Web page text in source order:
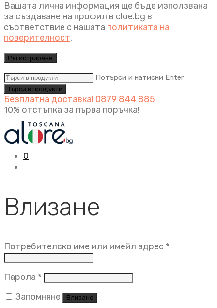
Вашата лична информация ще бъде използвана
за създаване на профил в cloe.bg в
съответствие с нашата политиката на
поверителност.
Регистриране
Потърси и натисни Enter
Безплатна доставка! 0879 844 885
10% отстъпка за първа поръчка!
0
Влизане
Потребителско име или имейл адрес *
Парола * Задължително
Запомняне
Влизане